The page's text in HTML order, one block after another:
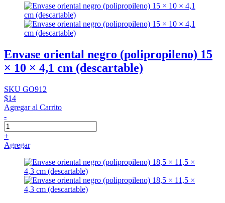
Envase oriental negro (polipropileno) 15
× 10 × 4,1 cm (descartable)
SKU GO912
$14
Agregar al Carrito
-
+
Agregar